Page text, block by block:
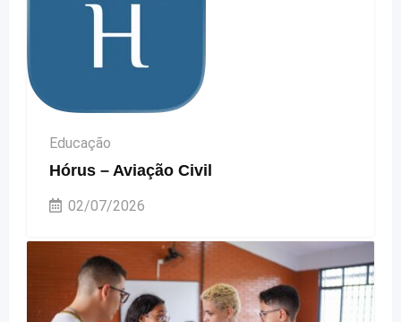
Educação
Hórus – Aviação Civil
02/07/2026